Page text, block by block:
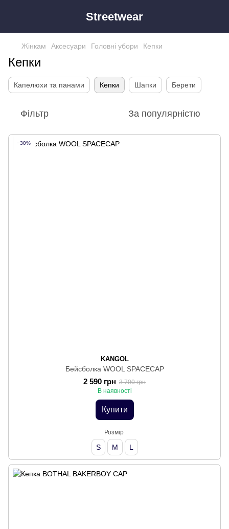
Streetwear
Жінкам Аксесуари Головні убори Кепки
Кепки
Капелюхи та панами Кепки Шапки Берети
Фільтр За популярністю
−30%
KANGOL
Бейсболка WOOL SPACECAP
2 590 грн 3 700 грн
В наявності
Купити
Розмір
S M L